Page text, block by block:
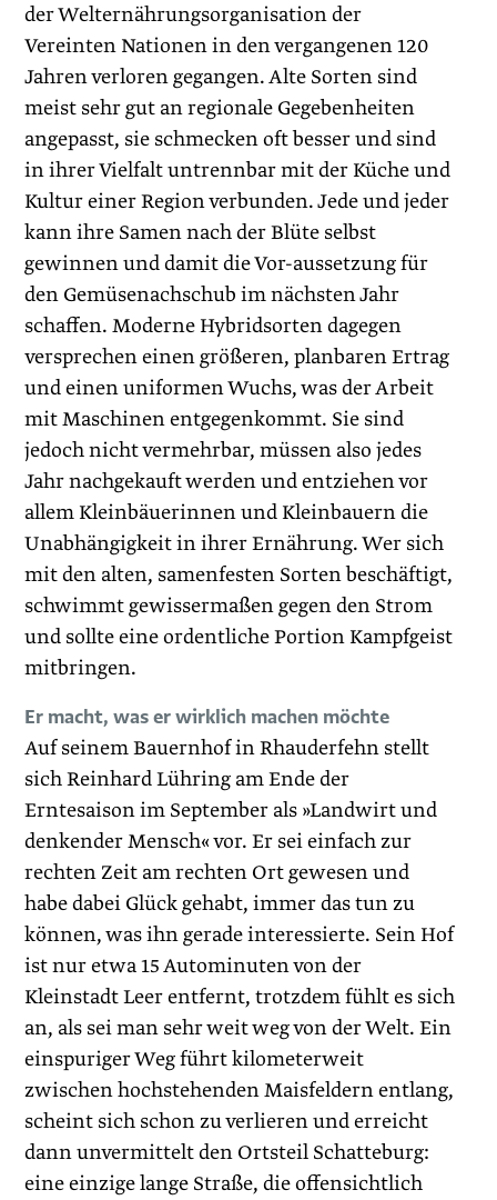
der Welternährungsorganisation der
Vereinten Nationen in den vergangenen 120
Jahren verloren gegangen. Alte Sorten sind
meist sehr gut an regionale Gegebenheiten
angepasst, sie schmecken oft besser und sind
in ihrer Vielfalt untrennbar mit der Küche und
Kultur einer Region verbunden. Jede und jeder
kann ihre Samen nach der Blüte selbst
gewinnen und damit die Vor-aussetzung für
den Gemüsenachschub im nächsten Jahr
schaffen. Moderne Hybridsorten dagegen
versprechen einen größeren, planbaren Ertrag
und einen uniformen Wuchs, was der Arbeit
mit Maschinen entgegenkommt. Sie sind
jedoch nicht vermehrbar, müssen also jedes
Jahr nachgekauft werden und entziehen vor
allem Kleinbäuerinnen und Kleinbauern die
Unabhängigkeit in ihrer Ernährung. Wer sich
mit den alten, samenfesten Sorten beschäftigt,
schwimmt gewissermaßen gegen den Strom
und sollte eine ordentliche Portion Kampfgeist
mitbringen.
Er macht, was er wirklich machen möchte
Auf seinem Bauernhof in Rhauderfehn stellt
sich Reinhard Lühring am Ende der
Erntesaison im September als »Landwirt und
denkender Mensch« vor. Er sei einfach zur
rechten Zeit am rechten Ort gewesen und
habe dabei Glück gehabt, immer das tun zu
können, was ihn gerade interessierte. Sein Hof
ist nur etwa 15 Autominuten von der
Kleinstadt Leer entfernt, trotzdem fühlt es sich
an, als sei man sehr weit weg von der Welt. Ein
einspuriger Weg führt kilometerweit
zwischen hochstehenden Maisfeldern entlang,
scheint sich schon zu verlieren und erreicht
dann unvermittelt den Ortsteil Schatteburg:
eine einzige lange Straße, die offensichtlich